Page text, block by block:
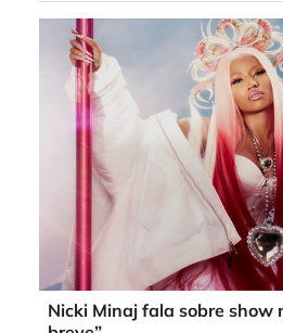
Nicki Minaj fala sobre show